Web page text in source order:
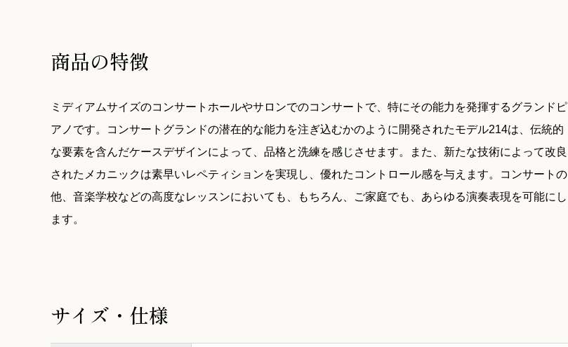
商品の特徴
ミディアムサイズのコンサートホールやサロンでのコンサートで、特にその能力を発揮するグランドピ
アノです。コンサートグランドの潜在的な能力を注ぎ込むかのように開発されたモデル214は、伝統的
な要素を含んだケースデザインによって、品格と洗練を感じさせます。また、新たな技術によって改良
されたメカニックは素早いレペティションを実現し、優れたコントロール感を与えます。コンサートの
他、音楽学校などの高度なレッスンにおいても、もちろん、ご家庭でも、あらゆる演奏表現を可能にし
ます。
サイズ・仕様